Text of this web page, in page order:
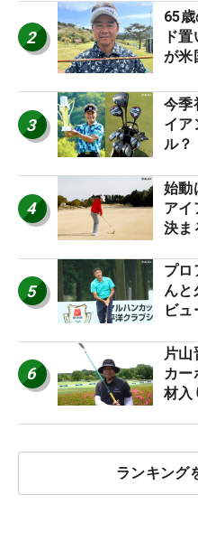
2
65
ド
が米
3
今季
イア
ル？
4
始
アイ
決ま
5
プロ
ん
ビュ
6
片山
カ
材入
ランキング